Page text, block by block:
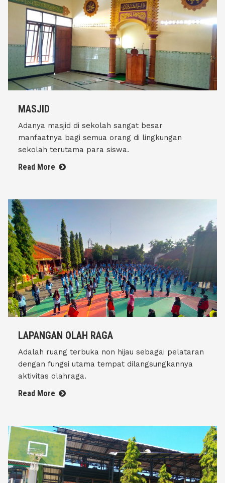
MASJID
Adanya masjid di sekolah sangat besar
manfaatnya bagi semua orang di lingkungan
sekolah terutama para siswa.
Read More
LAPANGAN OLAH RAGA
Adalah ruang terbuka non hijau sebagai pelataran
dengan fungsi utama tempat dilangsungkannya
aktivitas olahraga.
Read More